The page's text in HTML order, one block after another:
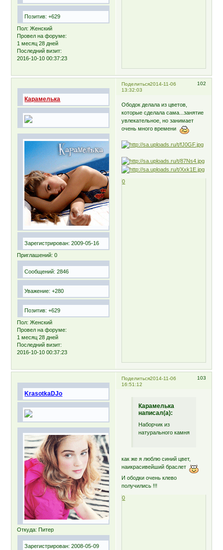
Позитив: +629
Пол: Женский
Провел на форуме:
1 месяц 28 дней
Последний визит:
2016-10-10 00:37:23
Поделиться 102
2014-11-06
13:32:03
Карамелька
Зарегистрирован: 2009-05-16
Приглашений: 0
Сообщений: 2846
Уважение: +280
Позитив: +629
Пол: Женский
Провел на форуме:
1 месяц 28 дней
Последний визит:
2016-10-10 00:37:23
Ободок делала из цветов,
которые сделала сама...занятие
увлекательное, но занимает
очень много времени
0
Поделиться 103
2014-11-06
16:51:12
KrasotkaDJo
Откуда: Питер
Зарегистрирован: 2008-05-09
Карамелька
написал(а):
Наборчик из
натурального камня
как же я люблю синий цвет,
наикрасивейший браслет
И ободки очень клево
получились !!!
0